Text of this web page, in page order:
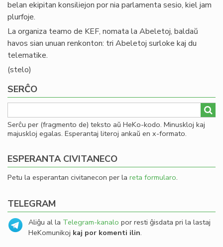
belan ekipitan konsiliejon por nia parlamenta sesio, kiel jam
plurfoje.
La organiza teamo de KEF, nomata la Abeletoj, baldaŭ
havos sian unuan renkonton: tri Abeletoj surloke kaj du
telematike.
(stelo)
SERĈO
Serĉu per (fragmento de) teksto aŭ HeKo-kodo. Minuskloj kaj
majuskloj egalas. Esperantaj literoj ankaŭ en x-formato.
ESPERANTA CIVITANECO
Petu la esperantan civitanecon per la reta formularo.
TELEGRAM
Aliĝu al la Telegram-kanalo por resti ĝisdata pri la lastaj
HeKomunikoj kaj por komenti ilin.